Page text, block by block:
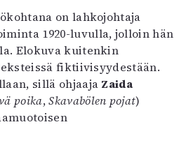
Toimitus
Kaltio ry
on lahkojohtaja
1920-luvulla, jolloin hän
Elokuva kuitenkin
fiktiivisyydestään.
sillä ohjaaja Zaida
poika,Skavabölen pojat)